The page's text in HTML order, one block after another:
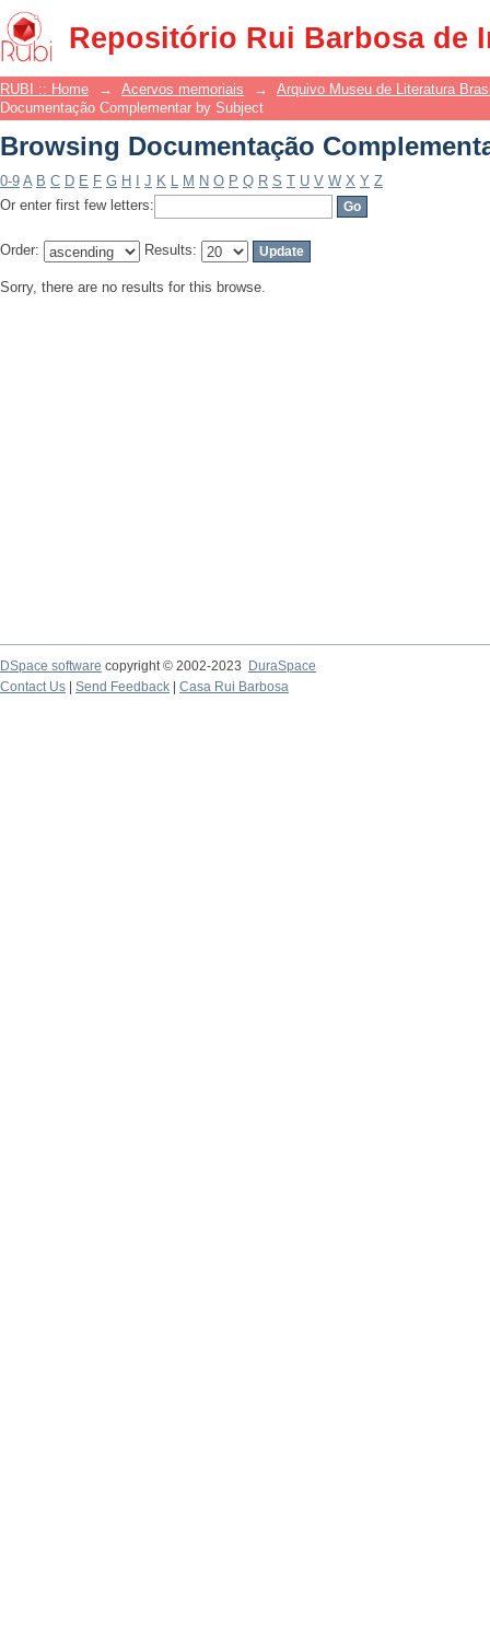
Repositório Rui Barbosa de
Browsing Documentação
RUBI :: Home → Acervos memoriais →
Arquivo Museu de Literatura
Documentação Complementar by Subject
Browsing Documentação
0-9 A B C D E F G H J K L M N O P Q R S T U V W X Y Z
Or enter first few letters:
Order: Results:
Sorry, there are no results for this browse.
DSpace software copyright © 2002-2023
DuraSpace
Contact Us
Send Feedback Casa Rui Barbosa